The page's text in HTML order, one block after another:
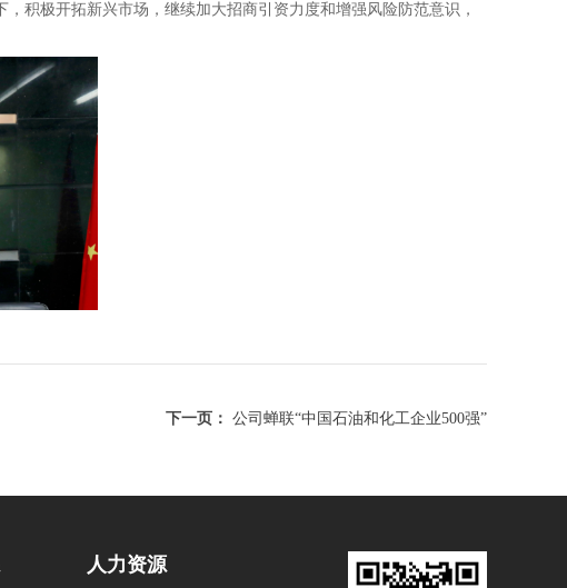
极开拓新兴市场，继续加大招商引资力度和增强风险防范意识，
下一页： 公司蝉联“中国石油和化工企业500强”
人力资源